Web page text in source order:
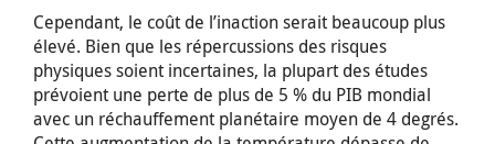
Cependant, le coût de l’inaction serait beaucoup plus
élevé. Bien que les répercussions des risques
physiques soient incertaines, la plupart des études
prévoient une perte de plus de 5 % du PIB mondial
avec un réchauffement planétaire moyen de 4 degrés.